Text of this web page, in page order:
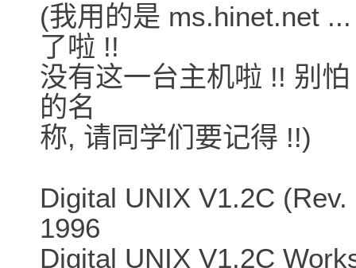
(我用的是 ms.hinet.net
了啦 !!
没有这一台主机啦 !! 别
的名
称, 请同学们要记得 !!)
Digital UNIX V1.2C
1996
Digital UNIX V1.2C